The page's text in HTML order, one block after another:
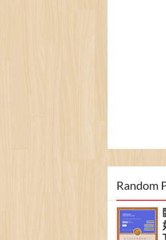
Random